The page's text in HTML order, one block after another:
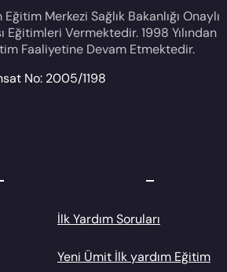
Merkezi Sağlık Bakanlığı Onaylı
Eğitimleri Vermektedir. 1998 Yılından
Faaliyetine Devam Etmektedir.
No: 2005/1198
İlk Yardım Soruları
Yeni Ümit İlk yardım Eğitim